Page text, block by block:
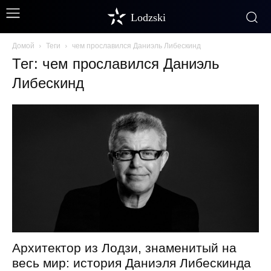
Lodzski
Домой Теги чем прославился Даниэль Либескинд
Тег: чем прославился Даниэль
Либескинд
Архитектор из Лодзи, знаменитый на
весь мир: история Даниэля Либескинда